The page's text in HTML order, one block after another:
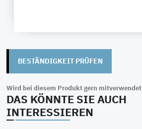
BESTÄNDIGKEIT PRÜFEN
Wird bei diesem Produkt gern mitverwendet
DAS KÖNNTE SIE AUCH
INTERESSIEREN